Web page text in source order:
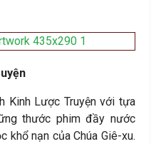
Kinh Lược Truyện với tựa
thước phim đầy nước
khổ nạn của Chúa Giê-xu.